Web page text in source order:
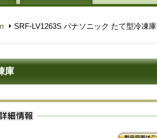
SRF-LV1263S パナソニック たて型冷凍庫
庫